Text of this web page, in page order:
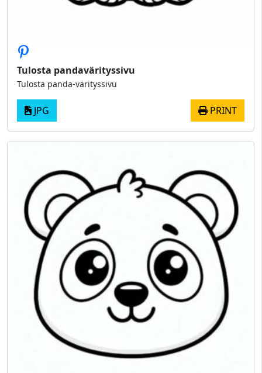
Tulosta pandavärityssivu
Tulosta panda-värityssivu
JPG PRINT